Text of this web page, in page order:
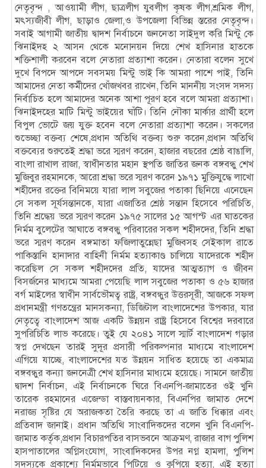
নেতৃবৃন্দ , আওয়ামী লীগ, ছাত্রলীগ যুবলীগ কৃষক লীগ,শ্রমিক লীগ,
মৎস্যজীবী লীগ, ছাড়াও জেলা,ও উপজেলা বিভিন্ন স্তরের নেতৃবৃন্দ।
সবাই আগামী জাতীয় দ্বাদশ নির্বাচনে জননেতা সাইদুল করি মিন্টু কে
ঝিনাইদহ ২ আসন থেকে মনোনয়ন দিয়ে শেখ হাসিনার হাতকে
শক্তিশালী করবেন বলে নেতারা প্রত্যাশা করেন। নেতারা বলেন সুখে
দুখে বিপদে আপদে সবসময় মিন্টু ভাই কি আমরা পাশে পাই, তিনি
আমাদের নেতা কর্মীদের খোঁজখবর রাখেন, তিনি মাননীয় সংসদ সদস্য
নির্বাচিত হলে আমাদের অনেক আশা পূরণ হবে বলে আমরা প্রত্যাশা।
ঝিনাইদহের মাটি মিন্টু ভাইয়ের ঘাঁটি। তিনি নৌকা মার্কার প্রার্থী হলে
বিপুল ভোটে জয় যুক্ত হবেন বলে নেতারা প্রত্যাশা করেন। সকলের
শুভেচ্ছা বক্তব্য শেষে,প্রধান অতিথি বক্তব্য শুরু করেন,প্রধান অতিথি
বক্তব্যের শুরুতেই শ্রদ্ধা ভরে স্মরণ করেন, হাজার বছরের শ্রেষ্ঠ বাঙালি,
বাংলা রাখাল রাজা, স্বাধীনতার মহান স্থপতি জাতির জনক বঙ্গবন্ধু শেখ
মুজিবুর রহমানকে, আরো শ্রদ্ধা ভরে স্মরণ করেন ১৯৭১ মুক্তিযুদ্ধে লাখো
শহীদের রক্তের বিনিময়ে যারা লাল সবুজের পতাকা ছিনিয়ে এনেছেন
সে সকল সূর্যসন্তানকে, যারা এজাতির শ্রেষ্ঠ সন্তান হিসেবে পরিচিতি,
তিনি শ্রদ্ধেয় ভরে স্মরণ করেন ১৯৭৫ সালের ১৫ আগস্ট এর ঘাতকের
নির্মম বুলেটের আঘাতে বঙ্গবন্ধু পরিবারের সকল শহীদদের, তিনি শ্রদ্ধা
ভরে স্মরণ করেন বঙ্গমাতা ফজিলাতুন্নেছা মুজিবসহ সেইকাল রাতে
পাকিস্তানি হানাদার বাহিনী নির্মম হত্যাকাণ্ড চালিয়ে যাদেরকে শহীদ
করেছিল সে সকল শহীদদের প্রতি, যাদের আত্মত্যাগ ও জীবন
বিসর্জনের মাধ্যমে আমরা পেয়েছি লাল সবুজের পতাকা ও ৫৬ হাজার
বর্গ মাইলের স্বাধীন সার্বভৌমত্ব রাষ্ট্র, বঙ্গবন্ধুর উত্তরসূরী, আজকে সফল
প্রধানমন্ত্রী গণতন্ত্রের মানসকন্যা, ডিজিটাল বাংলাদেশের উপকার, যার
নেতৃত্বে বাংলাদেশ আজ একটি উন্নয়ন রাষ্ট্র হিসেবে বিশ্বের দরবারে
সুপরিচিতি লাভ করেছে। তুই যে ২০৪১ সালে স্মার্ট বাংলাদেশ গড়ার
স্বপ্ন দেখছেন তারই সুদূর প্রসারী পরিকল্পনার মাধ্যমে বাংলাদেশ
এগিয়ে যাচ্ছে, বাংলাদেশের যত উন্নয়ন সাধিত হয়েছে তা একমাত্র
বঙ্গবন্ধুর কন্যা জননেত্রী শেখ হাসিনার মাধ্যমে হয়েছে। সামনে জাতীয়
দ্বাদশ নির্বাচন, এই নির্বাচনকে ঘিরে বিএনপি-জামাতের ওই খুনি
তারেক রহমানের এজেন্ডা বাস্তবায়নকার, বিএনপির জামাত দেশে
নরাজ্য সৃষ্টির যে অরাজকতা তৈরি করছে তা এ জাতি ধিক্কার এবং
প্রতিবাদ জানাই। প্রধান অতিথি সাংবাদিকদের বলেন খুনি বিএনপি-
জামাত কর্তৃক,প্রধান বিচারপতির বাসভবনে আক্রমণ, রাজার বাগ পুলিশ
হাসপাতালের অগ্নিসংযোগ, সাংবাদিকদের উপর নগ্ন হামলা, পুলিশ
সদস্যকে প্রকাশ্যে নির্মমভাবে পিটিয়ে ও কুপিয়ে হত্যা, এই হত্যা